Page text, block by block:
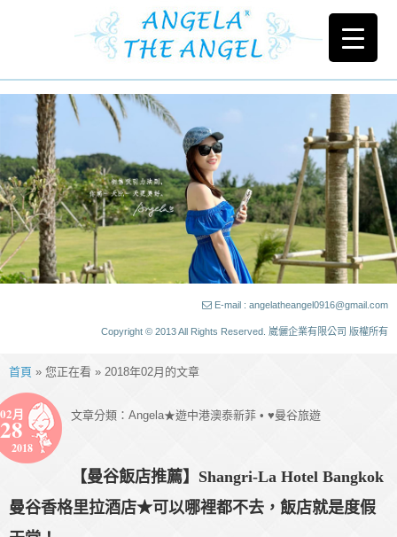
E-mail : angelatheangel0916@gmail.com
Copyright © 2013 All Rights Reserved. 崴儷企業有限公司 版權所有
首頁 » 您正在看 » 2018年02月的文章
02月
28
2018
文章分類： Angela★遊中港澳泰新菲 • ♥曼谷旅遊
【曼谷飯店推薦】Shangri-La Hotel Bangkok
曼谷香格里拉酒店★可以哪裡都不去，飯店就是度假